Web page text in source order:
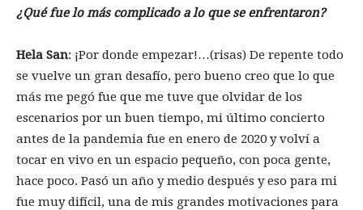
¿Qué fue lo más complicado a lo que se enfrentaron?
Hela San: ¡Por donde empezar!…(risas) De repente todo
se vuelve un gran desafío, pero bueno creo que lo que
más me pegó fue que me tuve que olvidar de los
escenarios por un buen tiempo, mi último concierto
antes de la pandemia fue en enero de 2020 y volví a
tocar en vivo en un espacio pequeño, con poca gente,
hace poco. Pasó un año y medio después y eso para mi
fue muy difícil, una de mis grandes motivaciones para